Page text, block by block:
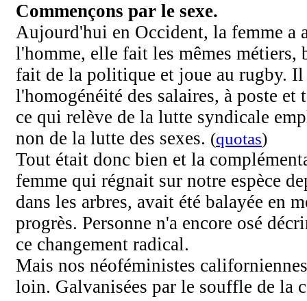
Commençons par le sexe.
Aujourd'hui en Occident, la femme a
l'homme, elle fait les mêmes métiers,
fait de la politique et joue au rugby. Il
l'homogénéité des salaires, à poste et
ce qui relève de la lutte syndicale
non de la lutte des sexes. (quotas)
Tout était donc bien et la
femme qui régnait sur notre espèce
dans les arbres, avait été balayée en
progrès. Personne n'a encore osé
ce changement radical.
Mais nos néoféministes
loin. Galvanisées par le souffle de la